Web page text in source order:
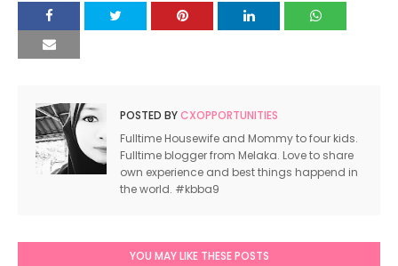
POSTED BYCXOPPORTUNITIES
Fulltime Housewife and Mommy to four kids.
Fulltime blogger from Melaka. Love to share
own experience and best things happend in
the world. #kbba9
YOU MAY LIKE THESE POSTS